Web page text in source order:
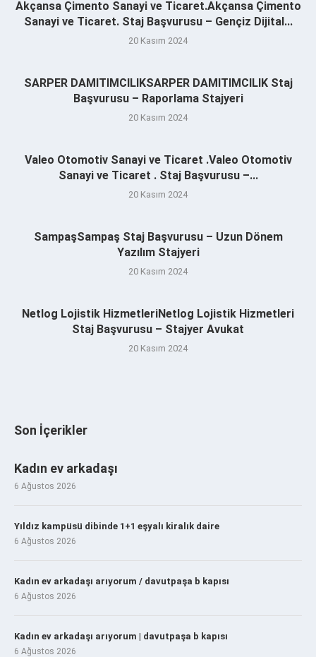
Akçansa Çimento Sanayi ve Ticaret.Akçansa Çimento
Sanayi ve Ticaret. Staj Başvurusu – Gençiz Dijital...
20 Kasım 2024
SARPER DAMITIMCILIKSARPER DAMITIMCILIK Staj
Başvurusu – Raporlama Stajyeri
20 Kasım 2024
Valeo Otomotiv Sanayi ve Ticaret .Valeo Otomotiv
Sanayi ve Ticaret . Staj Başvurusu –...
20 Kasım 2024
SampaşSampaş Staj Başvurusu – Uzun Dönem
Yazılım Stajyeri
20 Kasım 2024
Netlog Lojistik HizmetleriNetlog Lojistik Hizmetleri
Staj Başvurusu – Stajyer Avukat
20 Kasım 2024
Son İçerikler
Kadın ev arkadaşı
6 Ağustos 2026
Yıldız kampüsü dibinde 1+1 eşyalı kiralık daire
6 Ağustos 2026
Kadın ev arkadaşı arıyorum / davutpaşa b kapısı
6 Ağustos 2026
Kadın ev arkadaşı arıyorum | davutpaşa b kapısı
6 Ağustos 2026